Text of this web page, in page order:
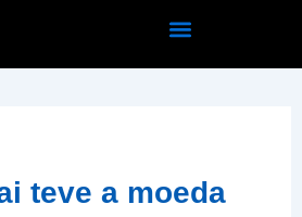
teve a moeda